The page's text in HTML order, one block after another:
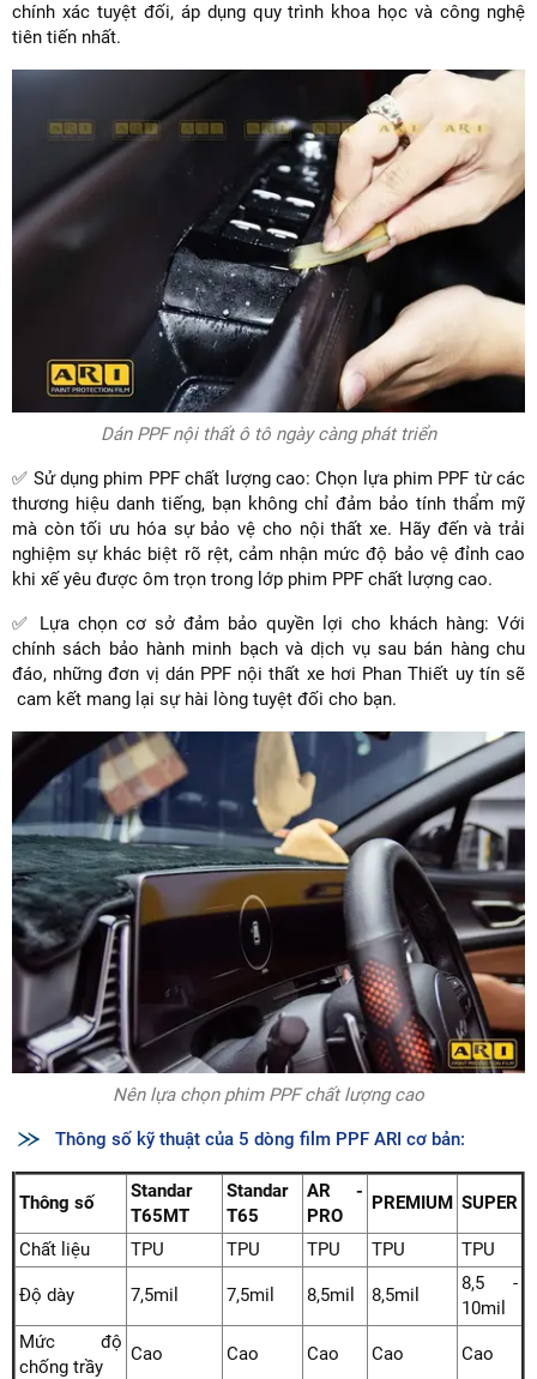
chính xác tuyệt đối, áp dụng quy trình khoa học và công nghệ
tiên tiến nhất.
Dán PPF nội thất ô tô ngày càng phát triển
✅ Sử dụng phim PPF chất lượng cao: Chọn lựa phim PPF từ các
thương hiệu danh tiếng, bạn không chỉ đảm bảo tính thẩm mỹ
mà còn tối ưu hóa sự bảo vệ cho nội thất xe. Hãy đến và trải
nghiệm sự khác biệt rõ rệt, cảm nhận mức độ bảo vệ đỉnh cao
khi xế yêu được ôm trọn trong lớp phim PPF chất lượng cao.
✅ Lựa chọn cơ sở đảm bảo quyền lợi cho khách hàng: Với
chính sách bảo hành minh bạch và dịch vụ sau bán hàng chu
đáo, những đơn vị dán PPF nội thất xe hơi Phan Thiết uy tín sẽ
cam kết mang lại sự hài lòng tuyệt đối cho bạn.
Nên lựa chọn phim PPF chất lượng cao
Thông số kỹ thuật của 5 dòng film PPF ARI cơ bản:
Thông số
Standar
T65MT
Standar
T65
AR -
PRO
PREMIUM SUPER
Chất liệu TPU TPU TPU TPU TPU
Độ dày 7,5mil 7,5mil 8,5mil 8,5mil
8,5 -
10mil
Mức độ
chống trầy
Cao Cao Cao Cao Cao